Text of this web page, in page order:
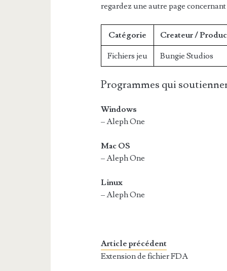
regardez une autre page
Catégorie Createur /
Fichiers jeu Bungie Studios
Programmes qui
Windows
– Aleph One
Mac OS
– Aleph One
Linux
– Aleph One
Article précédent
Extension de fichier FDA